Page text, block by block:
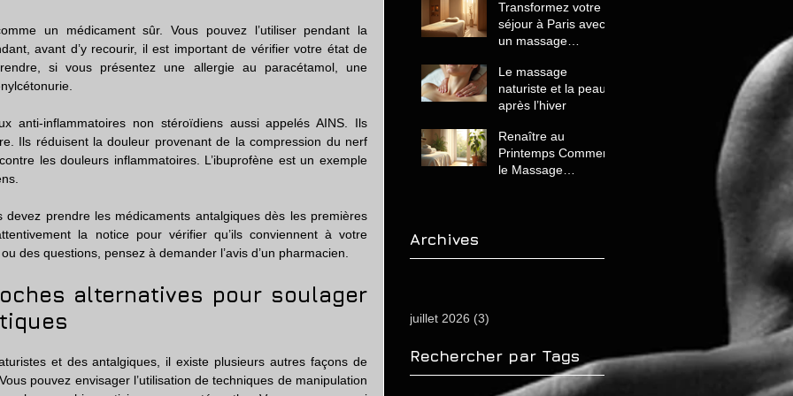
un médicament sûr. Vous pouvez l’utiliser pendant la
avant d’y recourir, il est important de vérifier votre état de
si vous présentez une allergie au paracétamol, une
anti-inflammatoires non stéroïdiens aussi appelés AINS. Ils
Ils réduisent la douleur provenant de la compression du nerf
les douleurs inflammatoires. L’ibuprofène est un exemple
prendre les médicaments antalgiques dès les premières
la notice pour vérifier qu’ils conviennent à votre
des questions, pensez à demander l’avis d’un pharmacien.
alternatives pour soulager
et des antalgiques, il existe plusieurs autres façons de
pouvez envisager l’utilisation de techniques de manipulation
Transformez votre
séjour à Paris avec
un massage
unique et relaxant
Le massage
naturiste et la peau
après l’hiver
Renaître au
Printemps Comment
le Massage
Archives
juillet 2026 (3)
Rechercher par Tags